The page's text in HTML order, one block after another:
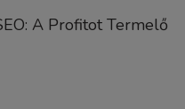
A Profitot Termelő